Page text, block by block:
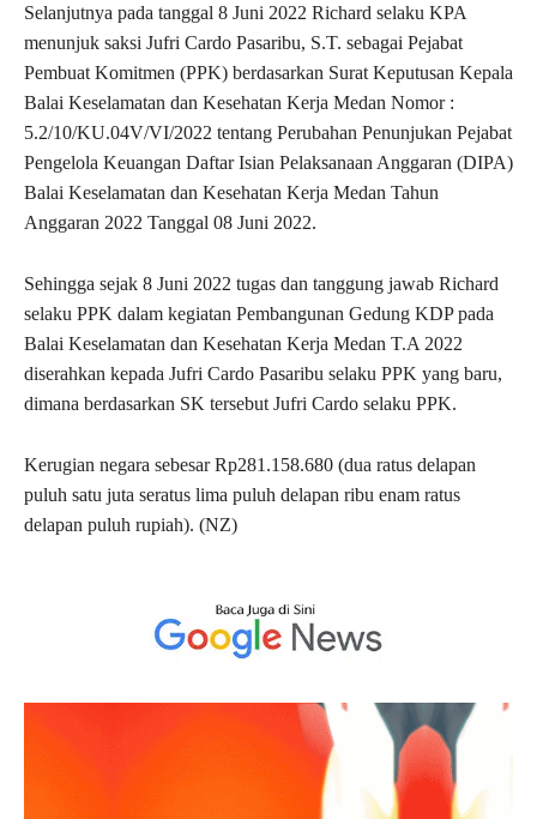
Selanjutnya pada tanggal 8 Juni 2022 Richard selaku KPA
menunjuk saksi Jufri Cardo Pasaribu, S.T. sebagai Pejabat
Pembuat Komitmen (PPK) berdasarkan Surat Keputusan Kepala
Balai Keselamatan dan Kesehatan Kerja Medan Nomor :
5.2/10/KU.04V/VI/2022 tentang Perubahan Penunjukan Pejabat
Pengelola Keuangan Daftar Isian Pelaksanaan Anggaran (DIPA)
Balai Keselamatan dan Kesehatan Kerja Medan Tahun
Anggaran 2022 Tanggal 08 Juni 2022.
Sehingga sejak 8 Juni 2022 tugas dan tanggung jawab Richard
selaku PPK dalam kegiatan Pembangunan Gedung KDP pada
Balai Keselamatan dan Kesehatan Kerja Medan T.A 2022
diserahkan kepada Jufri Cardo Pasaribu selaku PPK yang baru,
dimana berdasarkan SK tersebut Jufri Cardo selaku PPK.
Kerugian negara sebesar Rp281.158.680 (dua ratus delapan
puluh satu juta seratus lima puluh delapan ribu enam ratus
delapan puluh rupiah). (NZ)